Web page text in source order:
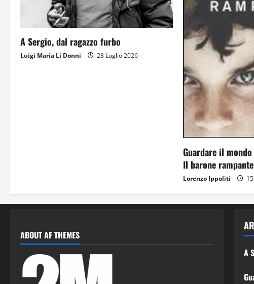
A Sergio, dal ragazzo furbo
Luigi Maria Li Donni 28 Luglio 2026
Guardare il
Il barone rampante
Lorenzo Ippoliti
ABOUT AF THEMES
A